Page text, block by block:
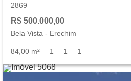
2869
R$ 500.000,00
Bela Vista - Erechim
84,00 m² 1 1 1